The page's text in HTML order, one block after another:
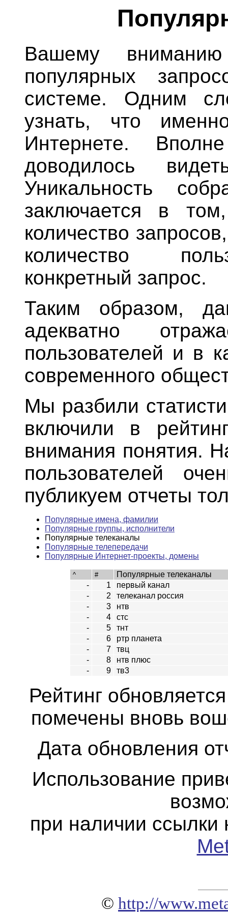
Вашему вниманию
популярных
системе. Одним
узнать, что
Интернете.
доводилось
Уникальность
заключается в
количество
количество
конкретный запрос.
Таким образом,
адекватно
пользователей и в
современного
Мы разбили
включили в
внимания понятия.
пользователей
публикуем отчеты
Популярные имена, фамилии
Популярные группы, исполнители
Популярные телеканалы
Популярные телепередачи
Популярные Интернет-проекты, домены
^ #
Популярные телеканалы
-
1
первый канал
-
2
телеканал россия
-
3
нтв
-
4
стс
-
5
тнт
-
6
ртр планета
-
7
твц
-
8
нтв плюс
-
9 тв3
Рейтинг
помечены вновь
Дата обновления
Использование
при наличии ссылки
© http://